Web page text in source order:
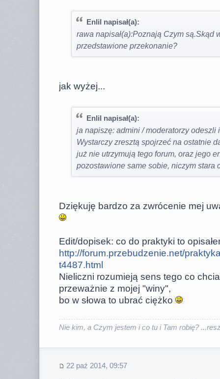
Enlil napisał(a):
rawa napisał(a):Poznają Czym są.Skąd
przedstawione przekonanie?
jak wyżej...
Enlil napisał(a):
ja napiszę: admini / moderatorzy odeszli
Wystarczy zresztą spojrzeć na ostatnie
już nie utrzymują tego forum, oraz jego
pozostawione same sobie, niczym stara
Dziękuję bardzo za zwrócenie mej
Edit/dopisek: co do praktyki to
http://forum.przebudzenie.net/
t4487.html
Nieliczni rozumieją sens tego co
przeważnie z mojej "winy",
bo w słowa to ubrać ciężko
Nie kim, a Czym jestem i co tu i Tam robię?
22 paź 2014, 09:57